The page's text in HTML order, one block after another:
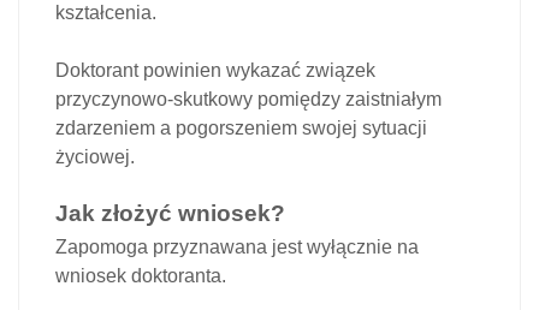
kształcenia.
Doktorant powinien wykazać związek
przyczynowo-skutkowy pomiędzy zaistniałym
zdarzeniem a pogorszeniem swojej sytuacji
życiowej.
Jak złożyć wniosek?
Zapomoga przyznawana jest wyłącznie na
wniosek doktoranta.